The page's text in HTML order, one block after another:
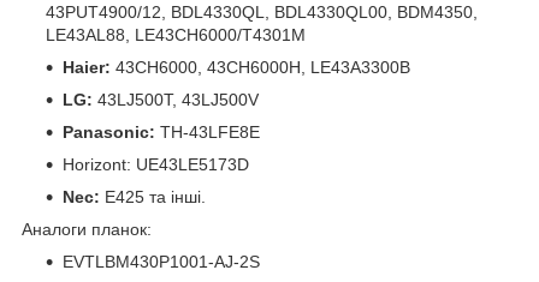
43PUT4900/12, BDL4330QL, BDL4330QL00, BDM4350,
LE43AL88, LE43CH6000/T4301M
Haier: 43CH6000, 43CH6000H, LE43A3300B
LG: 43LJ500T, 43LJ500V
Panasonic: TH-43LFE8E
Horizont: UE43LE5173D
Nec: E425 та інші.
Аналоги планок:
EVTLBM430P1001-AJ-2S